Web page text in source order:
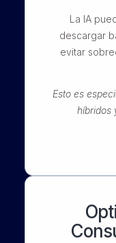
La IA
descargar
evitar
Esto es
híbridos